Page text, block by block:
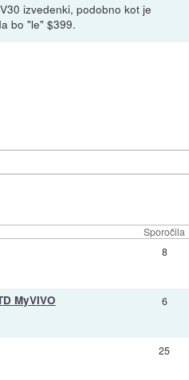
izvedenki, podobno kot je
bo "le" $399.
Sporočila
8
MyVIVO 6
25